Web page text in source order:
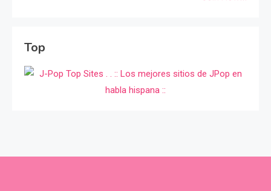
Top